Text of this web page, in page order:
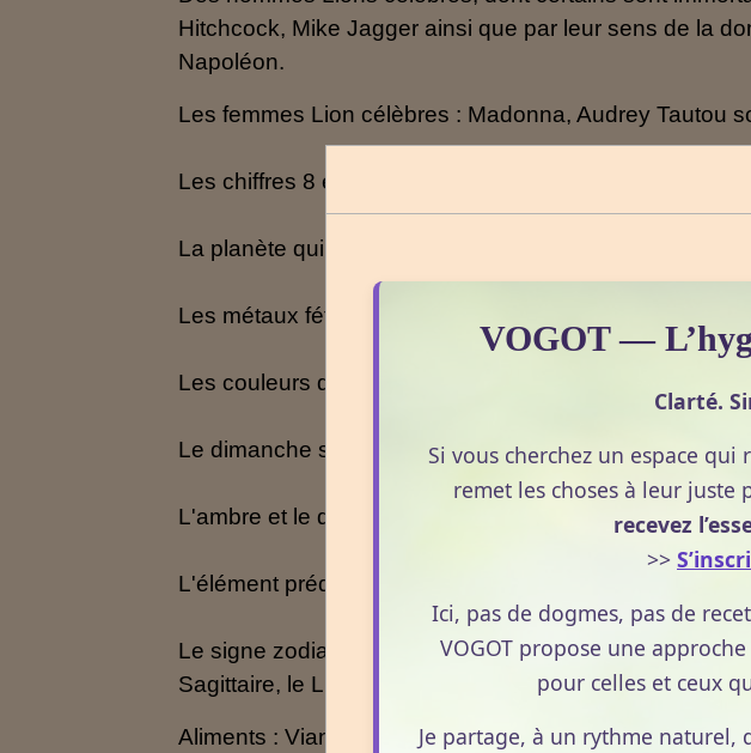
Hitchcock, Mike Jagger ainsi que par leur sens de la
Napoléon.
Les femmes Lion célèbres : Madonna, Audrey Tautou
Les chiffres 8 et 9 lui sont bénéfiques.
La planète qui gouverne ce signe est le soleil.
Les métaux fétiches du Lion sont l'or et le diamant.
Les couleurs qui sied au Lion sont le jaune, l'orange et
Le dimanche sourit parfois au lion.
L'ambre et le diamant jaune lui porte bonheur.
L'élément prédominant de ce signe est le feu.
Le signe zodiacal qui lui est opposé est le Verseau.
Sagittaire, le Lion s'accommode moins avec le
Aliments : Viande et surtout viande rouge, riz, miel,
VOGOT —
Clarté.
Si vous cherchez un espace
remet les choses à leur juste
recevez
>>
Ici, pas de dogmes, pas de
VOGOT propose une
pour celles et ceux
Je partage, à un rythme naturel,